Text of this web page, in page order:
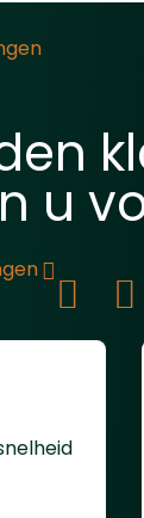
kogeltje
1,11gram /
200 stuks.
u